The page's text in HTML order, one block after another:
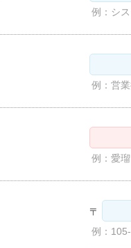
例：シ
例：営
例：愛
〒
例：